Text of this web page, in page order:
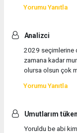
Yorumu Yanıtla
Analizci
2029 seçimlerine
zamana kadar
olursa olsun çok
Yorumu Yanıtla
Umutlarım
Yoruldu be abi